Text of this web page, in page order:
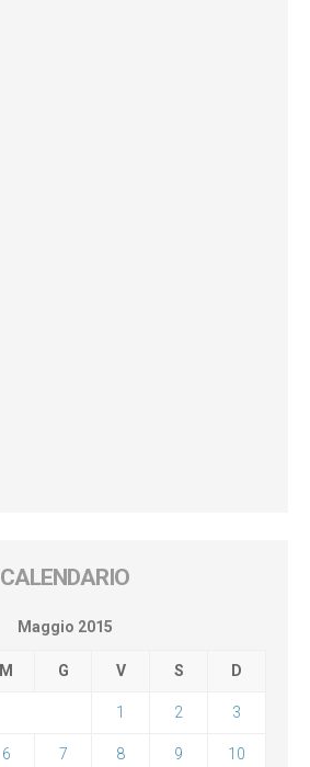
CALENDARIO
Maggio 2015
M G V S D
1 2 3
6 7 8 9 10